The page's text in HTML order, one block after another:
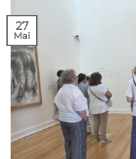
27
Mai